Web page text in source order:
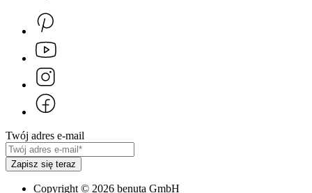
Twój adres e-mail
Zapisz się teraz
Copyright© 2026 benuta GmbH